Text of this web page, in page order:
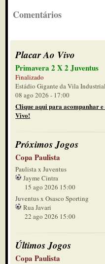
Comentários
Placar Ao Vivo
Primavera 2 X 2 Juventus
Finalizado
Estádio Gigante da Vila Industrial
08 ago 2026 - 17:00
Clique aqui para acompanhar
Vivo!
Próximos Jogos
Copa Paulista
Paulista x Juventus
Jayme Cintra
15 ago 2026 15:00
Juventus x Osasco Sporting
Rua Javari
22 ago 2026 15:00
Últimos Jogos
Copa Paulista